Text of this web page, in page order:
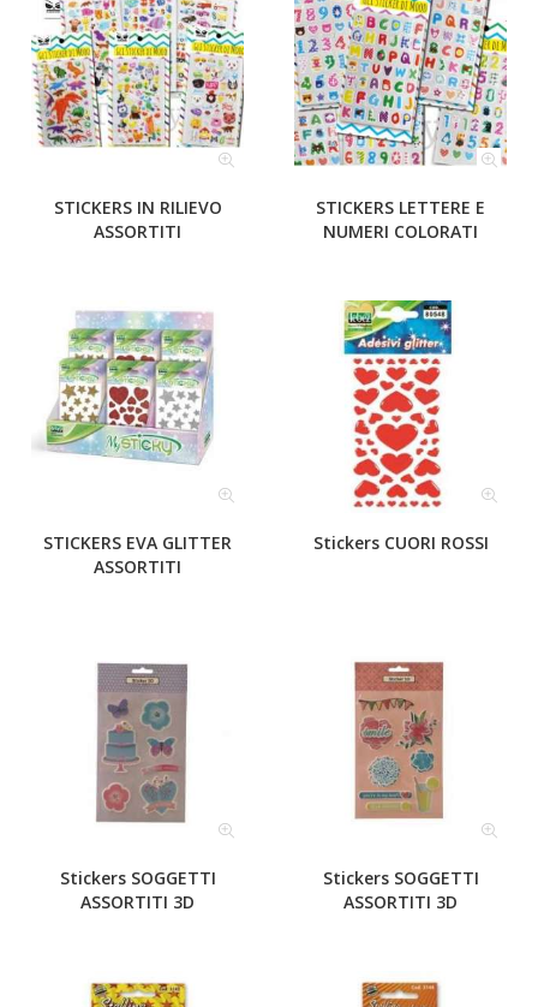
STICKERS IN RILIEVO
ASSORTITI
STICKERS LETTERE E
NUMERI COLORATI
STICKERS EVA GLITTER
ASSORTITI
Stickers CUORI ROSSI
Stickers SOGGETTI
ASSORTITI 3D
Stickers SOGGETTI
ASSORTITI 3D